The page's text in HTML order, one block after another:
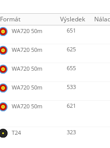
Formát Výsledek
WA720 50m 651
WA720 50m 625
WA720 50m 655
WA720 50m 533
WA720 50m 621
T24 323